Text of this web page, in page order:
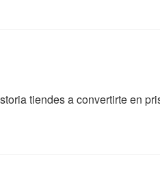
tiendes a convertirte en